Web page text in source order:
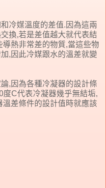
冷媒溫度的差值.因為這兩
換,若是差值越大就代表結
熱非常差的物質,當這些物
,因此冷媒跟水的溫差就變
,因為各種冷凝器的設計條
C代表冷凝器幾乎無結垢,
差條件的設計值時就應該